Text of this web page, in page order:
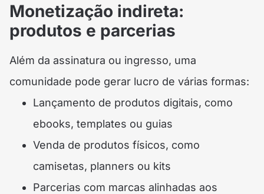
Monetização indireta:
produtos e parcerias
Além da assinatura ou ingresso, uma
comunidade pode gerar lucro de várias formas:
Lançamento de produtos digitais, como
ebooks, templates ou guias
Venda de produtos físicos, como
camisetas, planners ou kits
Parcerias com marcas alinhadas aos